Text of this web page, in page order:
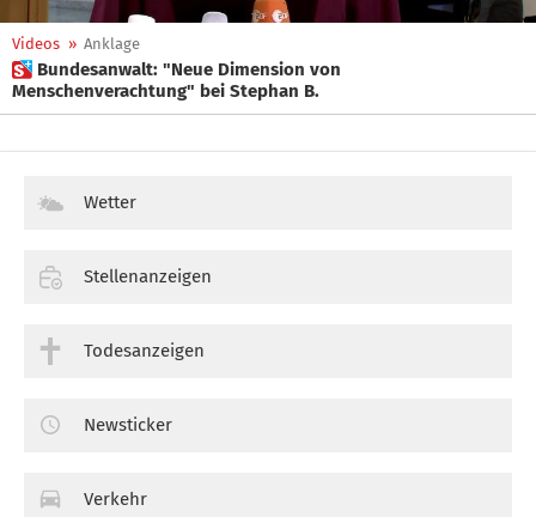
Videos » Anklage
 Bundesanwalt: "Neue Dimension von
Menschenverachtung" bei Stephan B.
Wetter
Stellenanzeigen
Todesanzeigen
Newsticker
Verkehr